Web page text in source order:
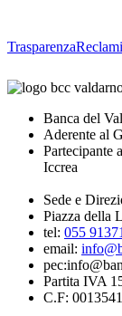
TrasparenzaReclami
Banca del
Aderente al
Partecipante
Iccrea
Sede e
Piazza della
tel: 055 91371
email:
Partita IVA
C.F: